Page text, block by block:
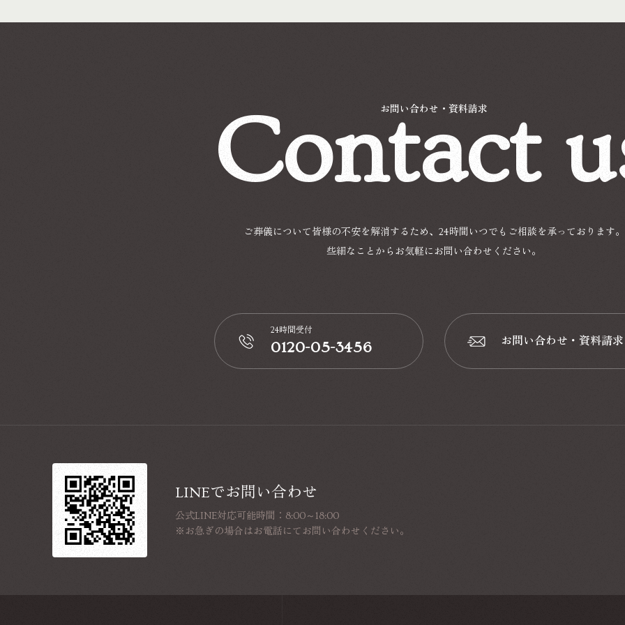
お問い合わせ・資料請求
Contact
ご葬儀について皆様の不安を解消するため、24時間いつでもご相談を承っております。
些細なことからお気軽にお問い合わせください。
📞
24時間受付
0120-05-3456
📩
お問い合わせ・資料請求
LINEでお問い合わせ
公式LINE対応可能時間：8:00～18:00
※お急ぎの場合はお電話にてお問い合わせください。